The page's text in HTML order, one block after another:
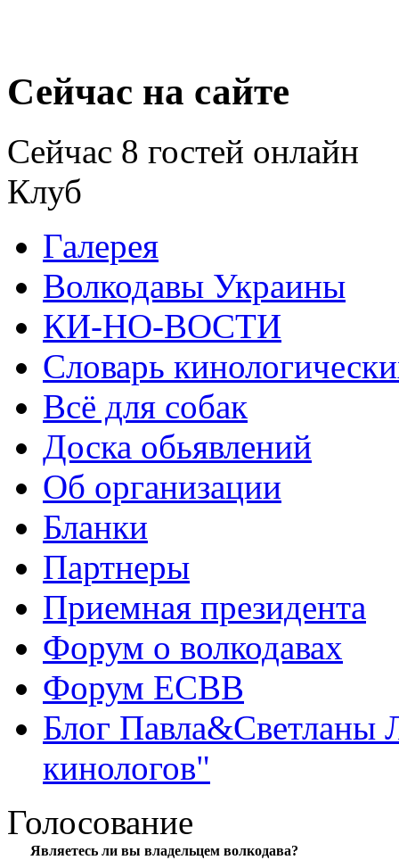
Сейчас на сайте
Сейчас 8 гостей онлайн
Клуб
Галерея
Волкодавы Украины
КИ-НО-ВОСТИ
Словарь
Всё для собак
Доска обьявлений
Об организации
Бланки
Партнеры
Приемная президента
Форум о волкодавах
Форум ЕСВВ
Блог Павла&Светланы
кинологов"
Голосование
Являетесь ли вы владельцем волкодава?